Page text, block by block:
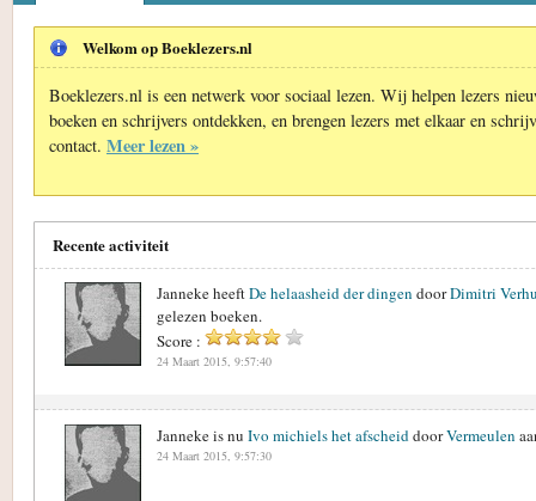
Welkom op Boeklezers.nl
Boeklezers.nl is een netwerk voor sociaal lezen. Wij helpen lezers
boeken en schrijvers ontdekken, en brengen lezers met elkaar en
contact. Meer lezen »
Recente activiteit
Janneke heeftDe helaasheid der dingen doorDimitri
gelezen boeken.
Score :
24 Maart 2015, 9:57:40
Janneke is nu Ivo michiels het afscheid doorVermeulen
24 Maart 2015, 9:57:30